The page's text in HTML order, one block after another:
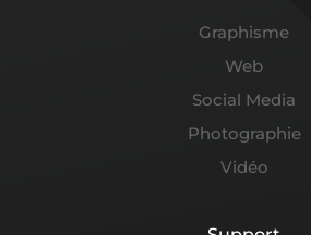
Graphisme
Web
Social Media
Photographie
Vidéo